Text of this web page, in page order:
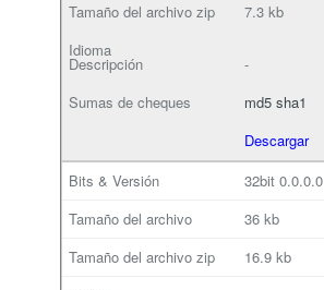
7.3 kb
-
md5 sha1
Descargar
32bit 0.0.0.0
36 kb
16.9 kb